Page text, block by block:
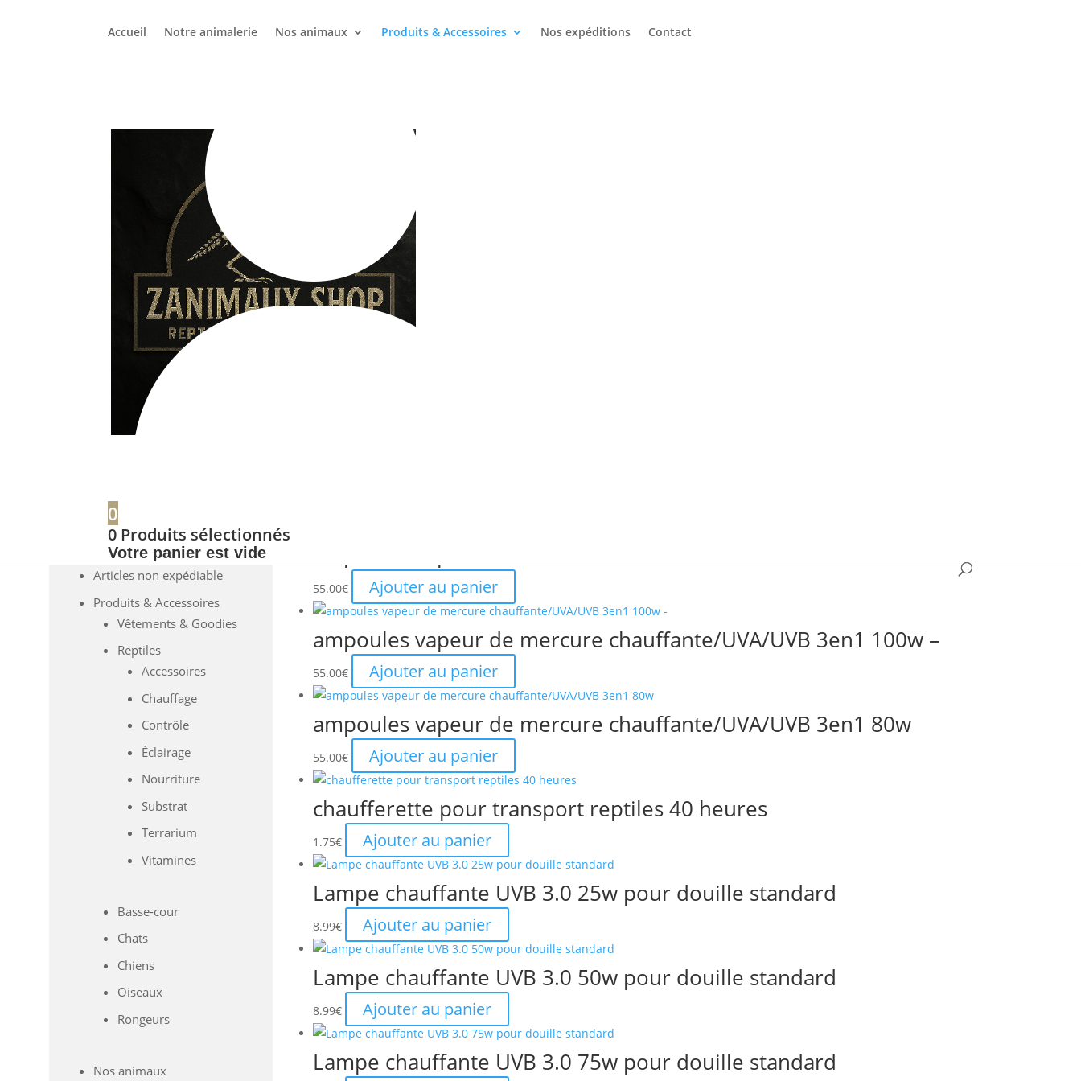
Accueil
Notre animalerie Nos animaux Produits & Accessoires Nos expéditions Contact
0
0 Produits sélectionnés
Votre panier est vide
Catégories de
produits
Articles non expédiable
Produits & Accessoires
Vêtements & Goodies
Reptiles
Accessoires
Chauffage
Contrôle
Éclairage
Nourriture
Substrat
Terrarium
Vitamines
Basse-cour
Chats
Chiens
Oiseaux
Rongeurs
Nos animaux
55.00€ Ajouter au panier
ampoules vapeur de mercure chauffante/UVA/UVB 3en1 100w –
55.00€ Ajouter au panier
ampoules vapeur de mercure chauffante/UVA/UVB 3en1 80w
55.00€ Ajouter au panier
chaufferette pour transport reptiles 40 heures
1.75€ Ajouter au panier
Lampe chauffante UVB 3.0 25w pour douille standard
8.99€ Ajouter au panier
Lampe chauffante UVB 3.0 50w pour douille standard
8.99€ Ajouter au panier
Lampe chauffante UVB 3.0 75w pour douille standard